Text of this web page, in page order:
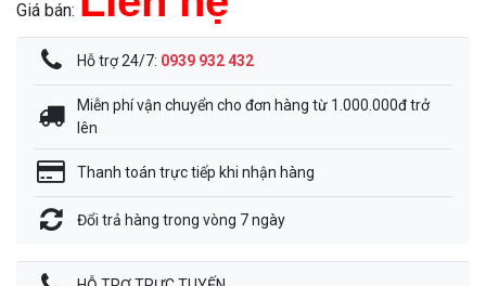
Giá bán:
Hỗ trợ 24/7: 0939 932 432
Miễn phí vận chuyển cho đơn hàng từ 1.000.000đ trở
lên
Thanh toán trực tiếp khi nhận hàng
Đổi trả hàng trong vòng 7 ngày